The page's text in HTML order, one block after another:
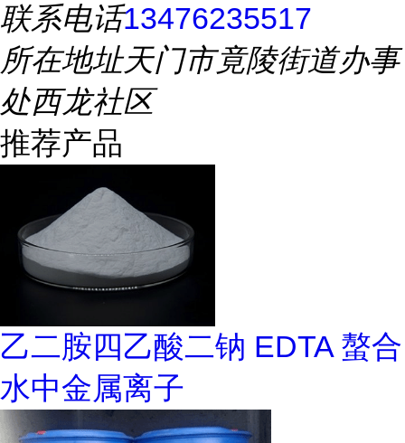
联系电话13476235517
所在地址天门市竟陵街道办事
处西龙社区
推荐产品
乙二胺四乙酸二钠 EDTA 螯合
水中金属离子